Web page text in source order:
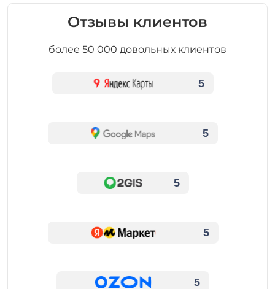
Отзывы клиентов
более 50 000 довольных клиентов
5
5
5
5
5